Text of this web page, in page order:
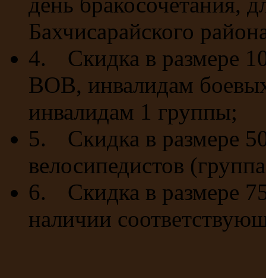
Бахчисарайского
4.
Скидка в размере
ВОВ, инвалидам
инвалидам 1 группы;
5.
Скидка в размере
велосипедистов
6.
Скидка в размере
наличии